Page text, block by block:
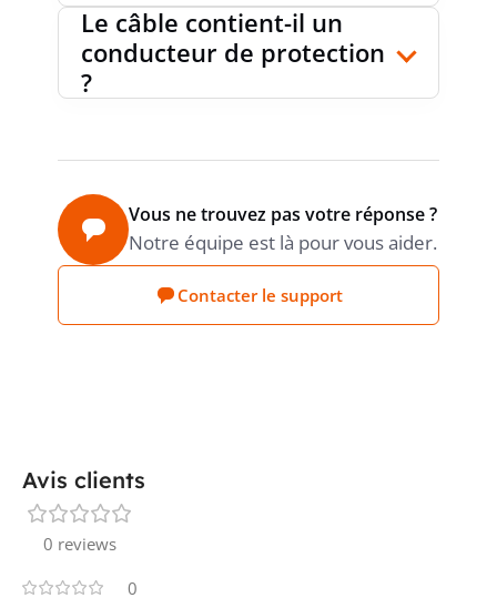
TEMPÉRATURE MAX. ADMISSIBLE DU
CONDUCTEUR
TEMPÉRATURE DE SERVICE
MIN./MAX., STATIQUE
-25...80
PRODUCT CARBON
FOOTPRINT (CO2)
Le câble contient-il un
conducteur de protection
?
Vous ne trouvez pas votre réponse ?
Notre équipe est là pour vous aider.
Contacter le support
Avis clients
0 reviews
0